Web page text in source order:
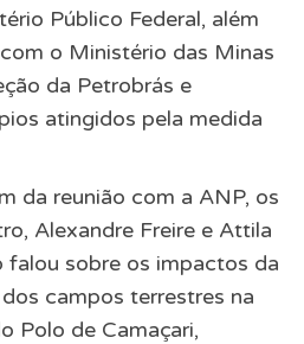
Público Federal, além
o Ministério das Minas
da Petrobrás e
atingidos pela medida
da reunião com a ANP, os
Alexandre Freire e Attila
falou sobre os impactos da
campos terrestres na
Polo de Camaçari,